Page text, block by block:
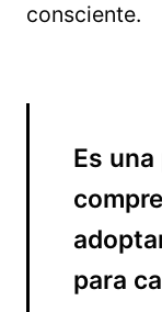
consciente.
Es
para